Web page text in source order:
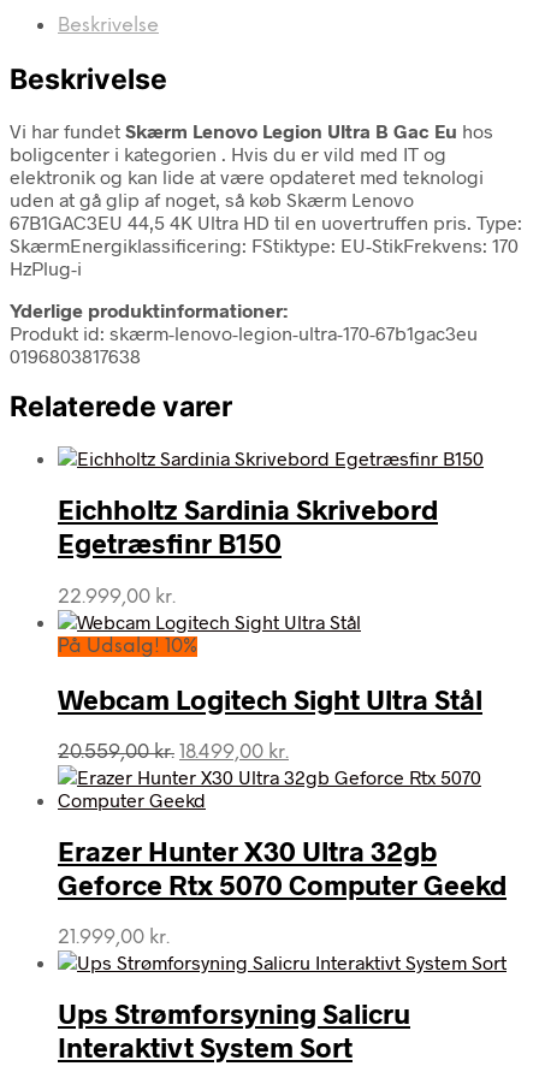
Beskrivelse
Beskrivelse
Vi har fundet Skærm Lenovo Legion Ultra B Gac Eu hos
boligcenter i kategorien . Hvis du er vild med IT og
elektronik og kan lide at være opdateret med teknologi
uden at gå glip af noget, så køb Skærm Lenovo
67B1GAC3EU 44,5 4K Ultra HD til en uovertruffen pris. Type:
SkærmEnergiklassificering: FStiktype: EU-StikFrekvens: 170
HzPlug-i
Yderlige produktinformationer:
Produkt id: skærm-lenovo-legion-ultra-170-67b1gac3eu
0196803817638
Relaterede varer
Eichholtz Sardinia Skrivebord
Egetræsfinr B150
22.999,00 kr.
På Udsalg! 10%
Webcam Logitech Sight Ultra Stål
20.559,00kr. Den
oprindelige
pris
20.559,00 kr..
18.499,00 kr.
aktuelle
18.499,00 kr..
Erazer Hunter X30 Ultra 32gb
Geforce Rtx 5070 Computer Geekd
21.999,00 kr.
Ups Strømforsyning Salicru
Interaktivt System Sort